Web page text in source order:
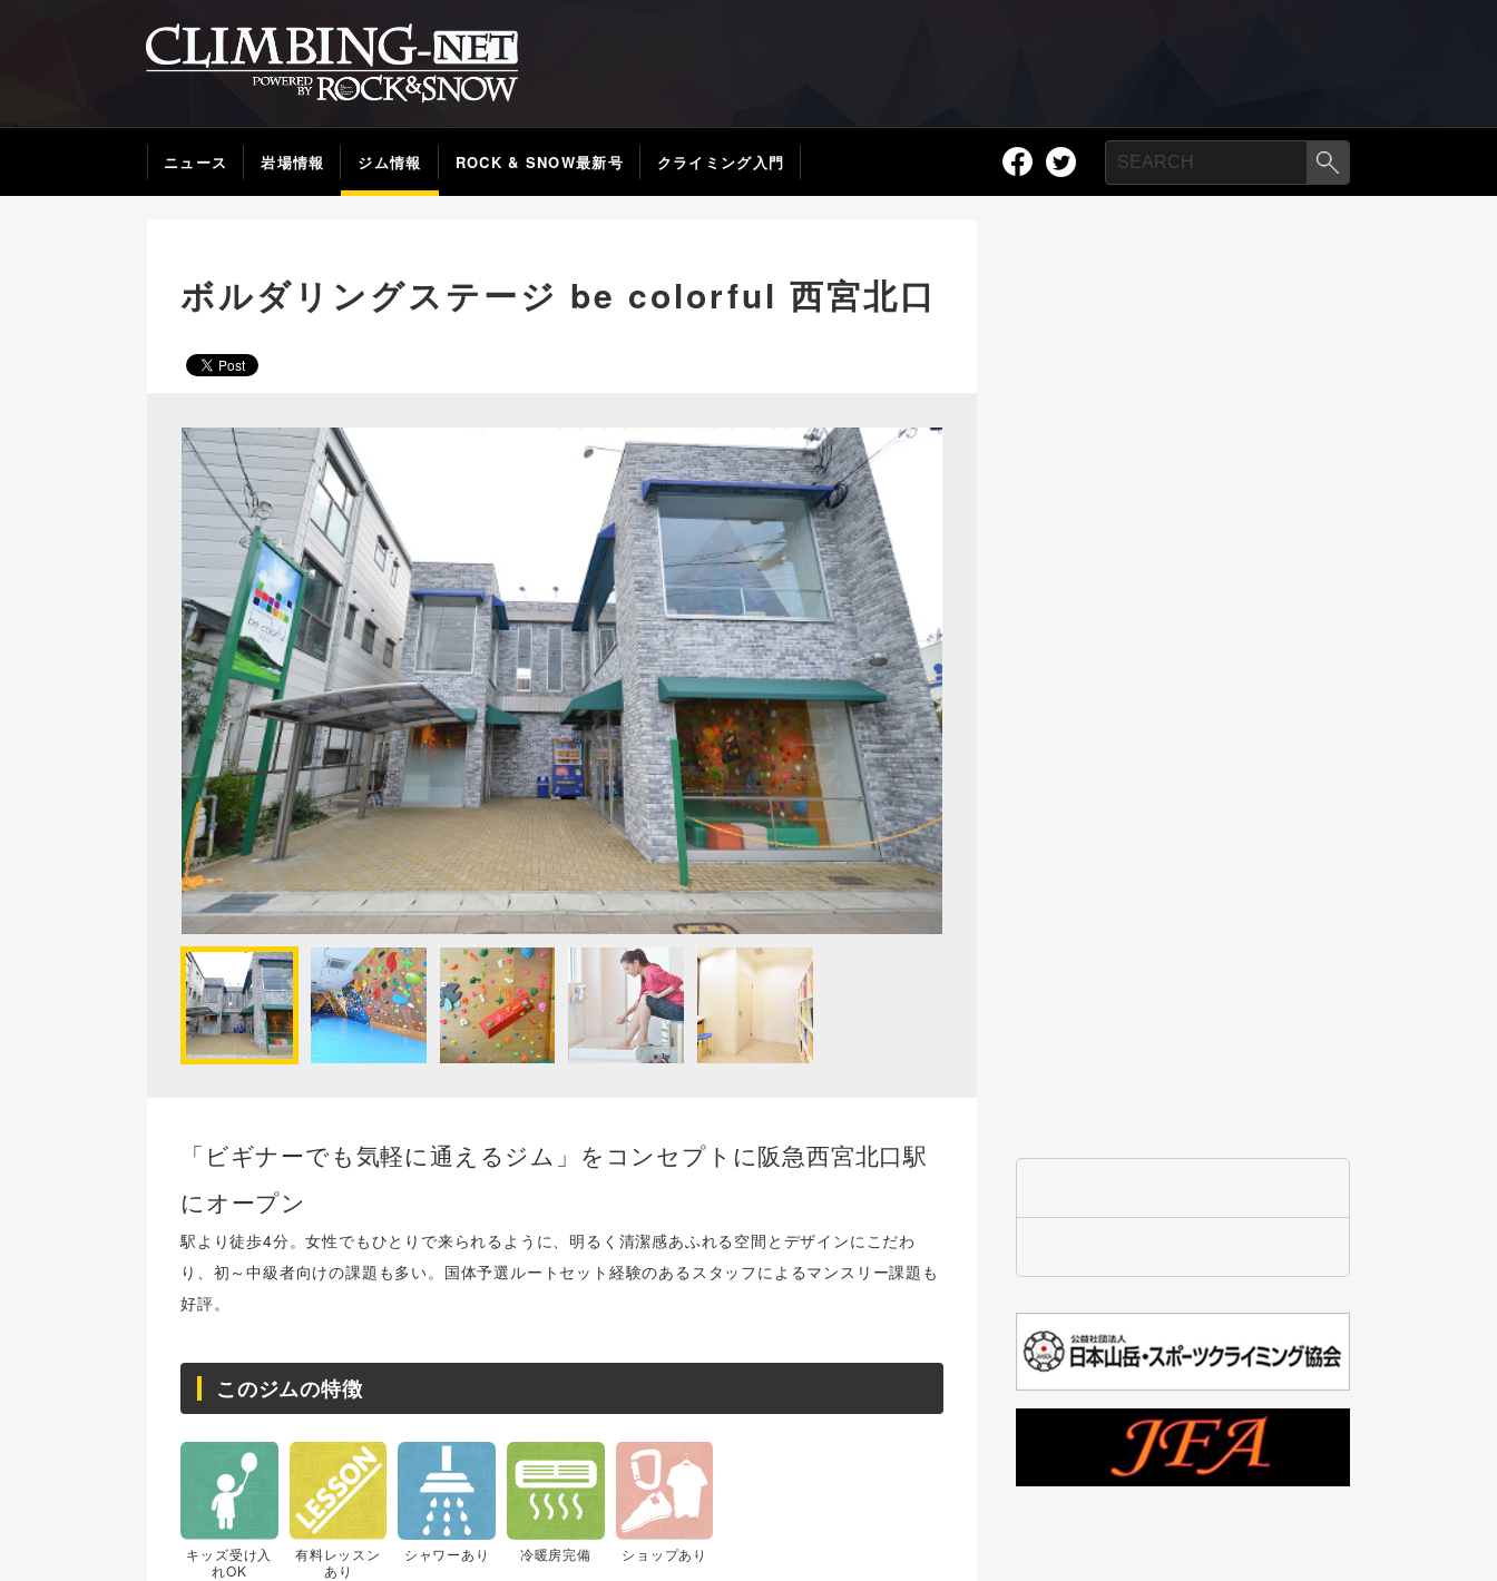
ニュース 岩場情報 ジム情報 ROCK & SNOW最新号 クライミング入門
ボルダリングステージ be colorful 西宮北口
「ビギナーでも気軽に通えるジム」をコンセプトに阪急西宮北口駅
にオープン
駅より徒歩4分。女性でもひとりで来られるように、明るく清潔感あふれる空間とデザインにこだわ
り、初～中級者向けの課題も多い。国体予選ルートセット経験のあるスタッフによるマンスリー課題も
好評。
このジムの特徴
キッズ受け入
れOK
有料レッスン
あり
シャワーあり 冷暖房完備 ショップあり